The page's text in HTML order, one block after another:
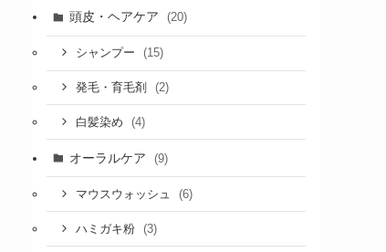
頭皮・ヘアケア (20)
シャンプー (15)
発毛・育毛剤 (2)
白髪染め (4)
オーラルケア (9)
マウスウォッシュ (6)
ハミガキ粉 (3)